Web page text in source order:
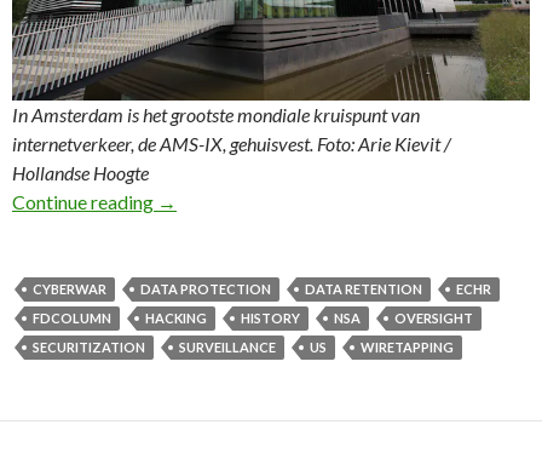
In Amsterdam is het grootste mondiale kruispunt van
internetverkeer, de AMS-IX, gehuisvest. Foto: Arie Kievit /
Hollandse Hoogte
Continue reading 50e FD Column: Intensievere samenwerking
→
CYBERWAR DATA PROTECTION DATA RETENTION
ECHR
FDCOLUMN
HACKING HISTORY NSA
OVERSIGHT
SECURITIZATION
SURVEILLANCE US WIRETAPPING